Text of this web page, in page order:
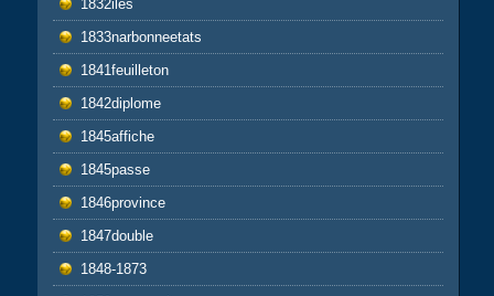
1832iles
1833narbonneetats
1841feuilleton
1842diplome
1845affiche
1845passe
1846province
1847double
1848-1873